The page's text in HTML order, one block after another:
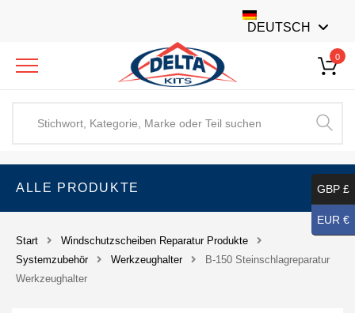
DEUTSCH
0
ALLE PRODUKTE
Start
Windschutzscheiben Reparatur Produkte
Systemzubehör
Werkzeughalter
B-150 Steinschlagreparatur
Werkzeughalter
GBP £
EUR €